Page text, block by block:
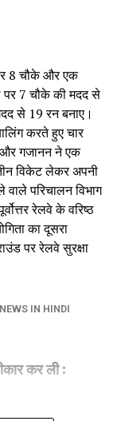
8 चौके और एक
7 चौके की मदद से
से 19 रन बनाए।
करते हुए चार
गजानन ने एक
विकेट लेकर अपनी
परिचालन विभाग
रेलवे के वरिष्ठ
का दूसरा
पर रेलवे सुरक्षा
IN HINDI
कर ली :